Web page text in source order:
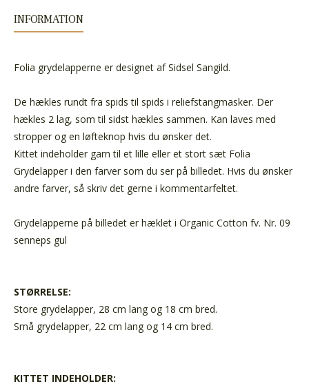
INFORMATION
Folia grydelapperne er designet af Sidsel Sangild.
De hækles rundt fra spids til spids i reliefstangmasker. Der
hækles 2 lag, som til sidst hækles sammen. Kan laves med
stropper og en løfteknop hvis du ønsker det.
Kittet indeholder garn til et lille eller et stort sæt Folia
Grydelapper i den farver som du ser på billedet. Hvis du ønsker
andre farver, så skriv det gerne i kommentarfeltet.
Grydelapperne på billedet er hæklet i Organic Cotton fv. Nr. 09
senneps gul
STØRRELSE:
Store grydelapper, 28 cm lang og 18 cm bred.
Små grydelapper, 22 cm lang og 14 cm bred.
KITTET INDEHOLDER: